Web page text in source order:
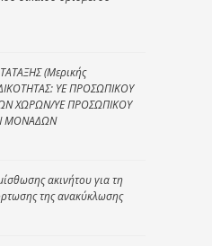
(Μερικής
ΥΕ ΠΡΟΣΩΠΙΚΟΥ
ΧΩΡΩΝ/ΥΕ ΠΡΟΣΩΠΙΚΟΥ
ΜΟΝΑΔΩΝ
ακινήτου για τη
της ανακύκλωσης